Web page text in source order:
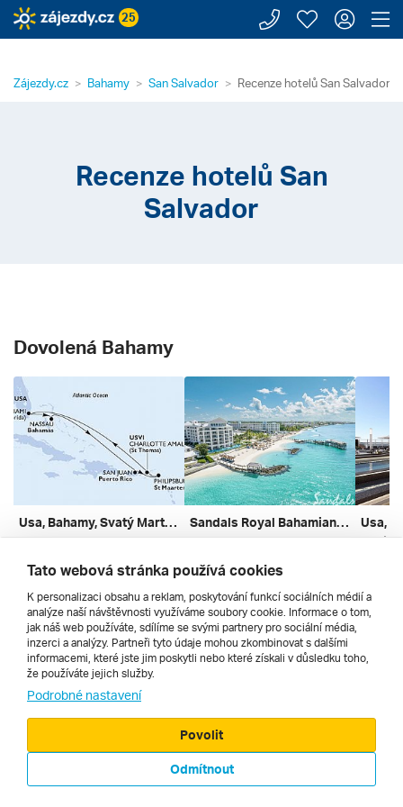
25 Zavolejte
Moje
Zájezdy.cz Bahamy San Salvador Recenze hotelů San Salvador
Recenze hotelů San
Salvador
Dovolená Bahamy
Usa, Bahamy, Svatý Martin Z Miami Na Lodi Msc Meraviglia ****
Usa, Bahamy
30. 1. – 7. 2. 2027
11 590 Kč
Sandals Royal Bahamian *****
Nassau, New Providence, Bahamy
10. 8. – 18. 8. 2026
83 729 Kč 48 210
Cestopisy
Tato webová stránka používá cookies
K personalizaci obsahu a reklam, poskytování funkcí sociálních médií a
analýze naší návštěvnosti využíváme soubory cookie. Informace o tom,
jak náš web používáte, sdílíme se svými partnery pro sociální média,
inzerci a analýzy. Partneři tyto údaje mohou zkombinovat s dalšími
informacemi, které jste jim poskytli nebo které získali v důsledku toho,
že používáte jejich služby.
Podrobné nastavení
Odmítnout
Povolit